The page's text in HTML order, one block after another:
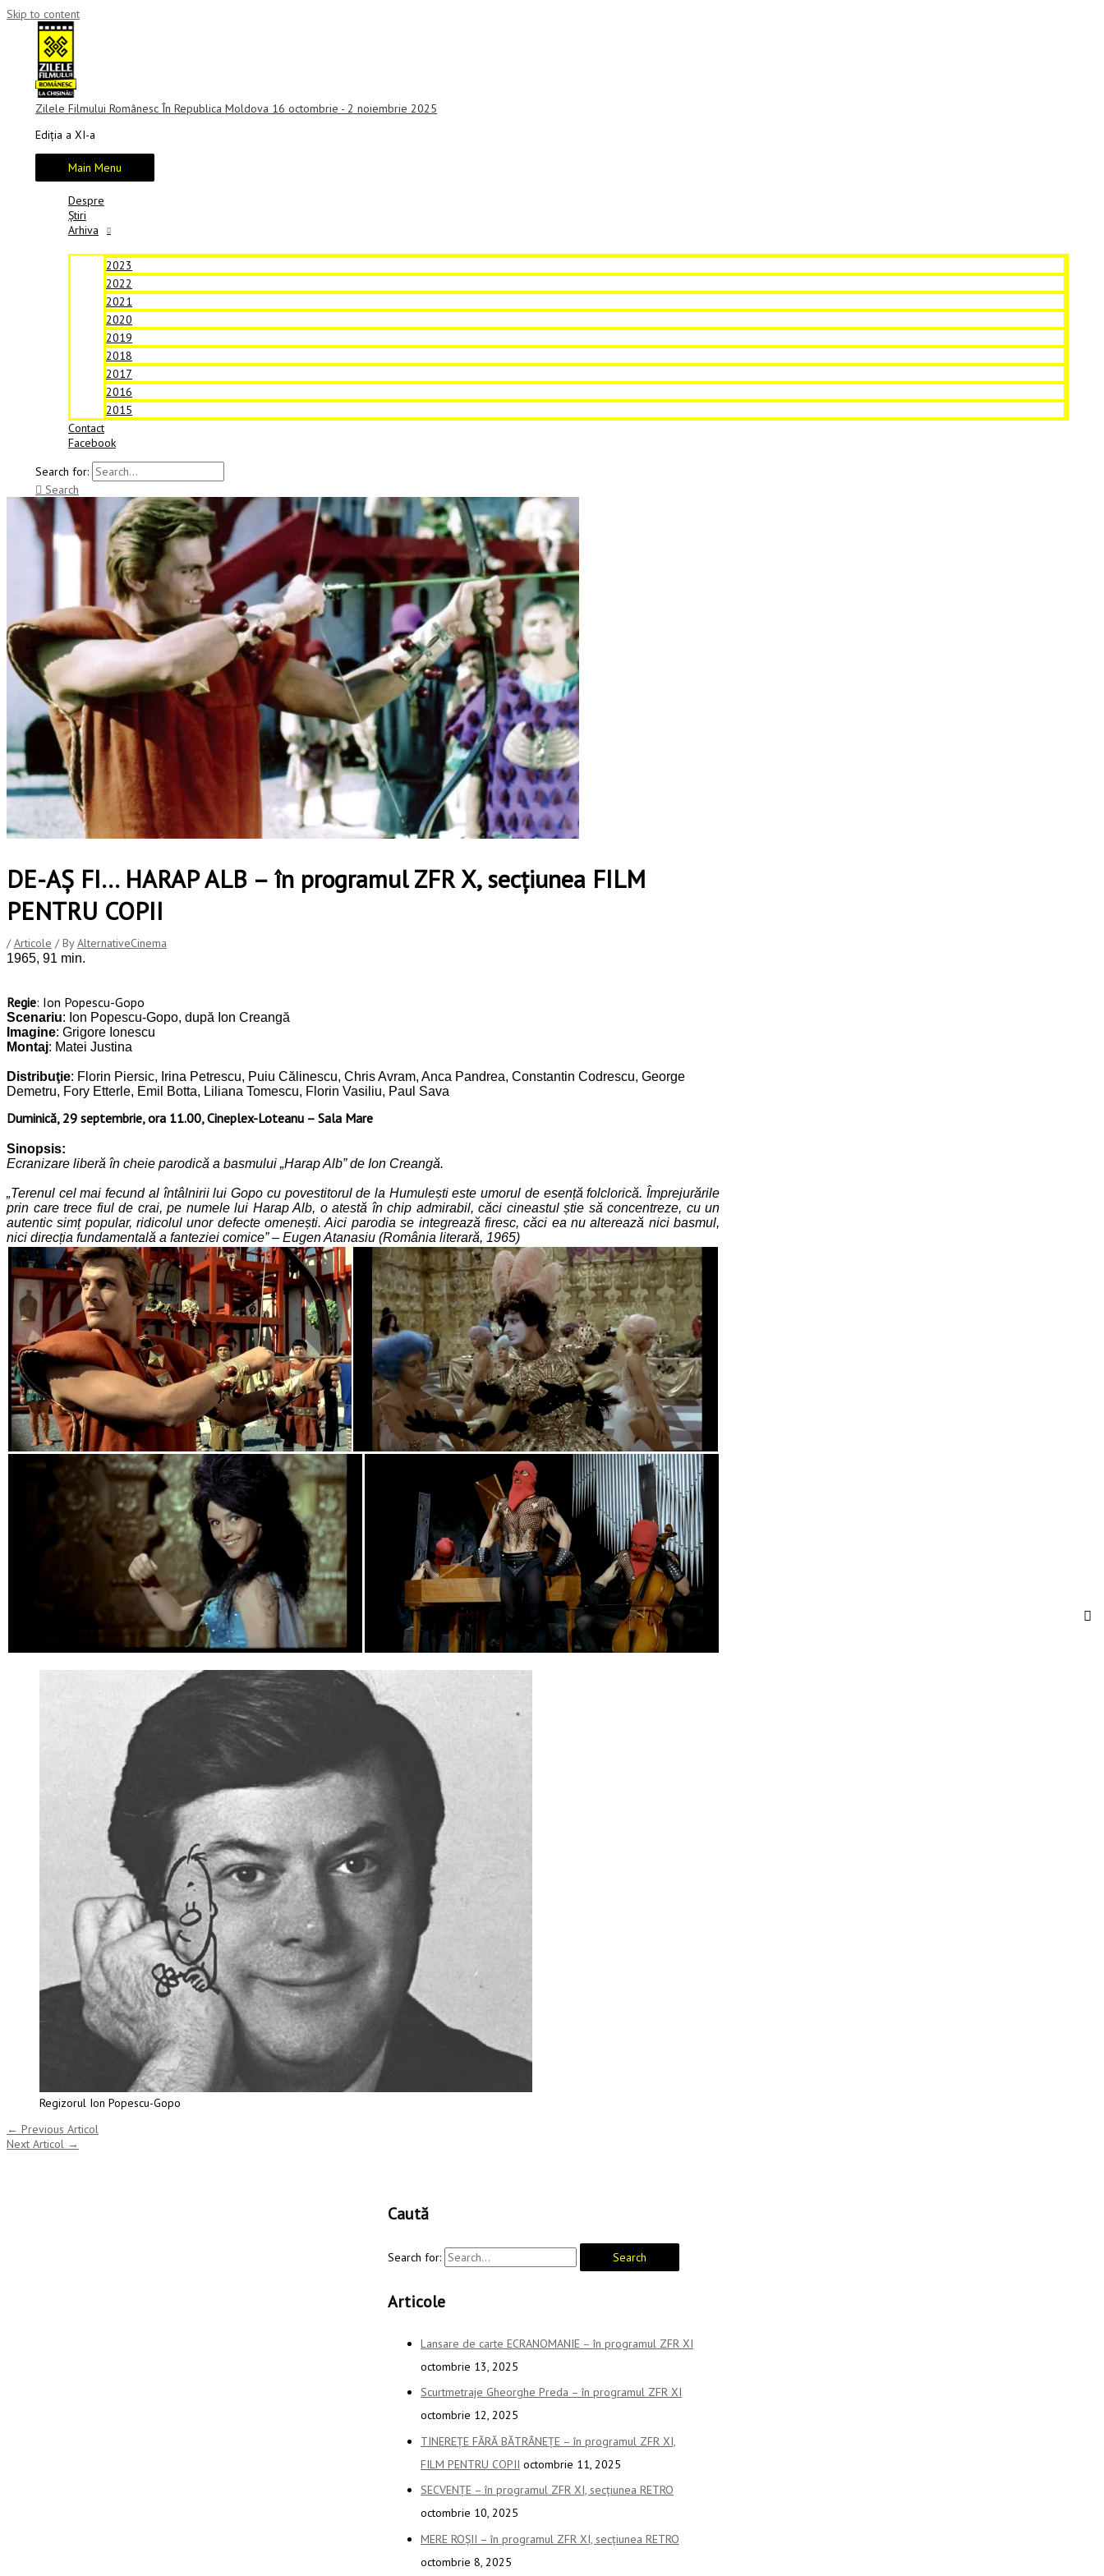
Skip to content
Zilele Filmului Românesc În Republica Moldova 16 octombrie - 2 noiembrie 2025
Ediția a XI-a
Main Menu
Despre
Știri
Arhiva
2023
2022
2021
2020
2019
2018
2017
2016
2015
Contact
Facebook
Search for:
Search
DE-AȘ FI… HARAP ALB – în programul ZFR X, secțiunea FILM
PENTRU COPII
/Articole / ByAlternativeCinema
1965, 91 min.
Regie: Ion Popescu-Gopo
Scenariu: Ion Popescu-Gopo, după Ion Creangă
Imagine: Grigore Ionescu
Montaj: Matei Justina
Distribuţie: Florin Piersic, Irina Petrescu, Puiu Călinescu, Chris Avram, Anca Pandrea, Constantin Codrescu, George
Demetru, Fory Etterle, Emil Botta, Liliana Tomescu, Florin Vasiliu, Paul Sava
Duminică, 29 septembrie, ora 11.00, Cineplex-Loteanu – Sala Mare
Sinopsis:
Ecranizare liberă în cheie parodică a basmului „Harap Alb” de Ion Creangă.
„Terenul cel mai fecund al întâlnirii lui Gopo cu povestitorul de la Humulești este umorul de esență folclorică. Împrejurările
prin care trece fiul de crai, pe numele lui Harap Alb, o atestă în chip admirabil, căci cineastul știe să concentreze, cu un
autentic simț popular, ridicolul unor defecte omenești. Aici parodia se integrează firesc, căci ea nu alterează nici basmul,
nici direcția fundamentală a fanteziei comice” – Eugen Atanasiu (România literară, 1965)
Regizorul Ion Popescu-Gopo
← Previous Articol
Next Articol →
Caută
Search for:
Articole
Lansare de carte ECRANOMANIE – în programul ZFR XI
octombrie 13, 2025
Scurtmetraje Gheorghe Preda – în programul ZFR XI
octombrie 12, 2025
TINEREȚE FĂRĂ BĂTRÂNEȚE – în programul ZFR XI,
FILM PENTRU COPII octombrie 11, 2025
SECVENȚE – în programul ZFR XI, secțiunea RETRO
octombrie 10, 2025
MERE ROȘII – în programul ZFR XI, secțiunea RETRO
octombrie 8, 2025